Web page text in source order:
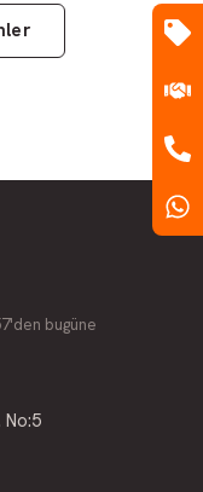
bugüne
No:5